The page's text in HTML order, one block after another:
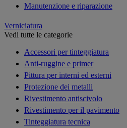
Manutenzione e riparazione
Verniciatura
Vedi tutte le categorie
Accessori per tinteggiatura
Anti-ruggine e primer
Pittura per interni ed esterni
Protezione dei metalli
Rivestimento antiscivolo
Rivestimento per il pavimento
Tinteggiatura tecnica